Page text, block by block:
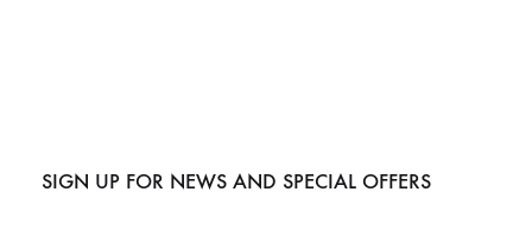
SIGN UP FOR NEWS AND SPECIAL OFFERS